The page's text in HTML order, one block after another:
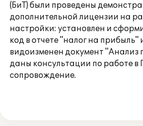
(БиТ) были проведены
дополнительной лицензии на
настройки: установлен и
код в отчете "налог на прибыль"
видоизменен документ "Анализ
даны консультации по работе в
сопровождение.